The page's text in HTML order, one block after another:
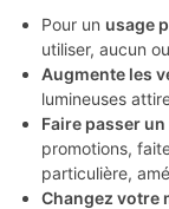
Pour un usage
utiliser, aucun
Augmente les
lumineuses
Faire passer
promotions,
particulière,
Changez votre